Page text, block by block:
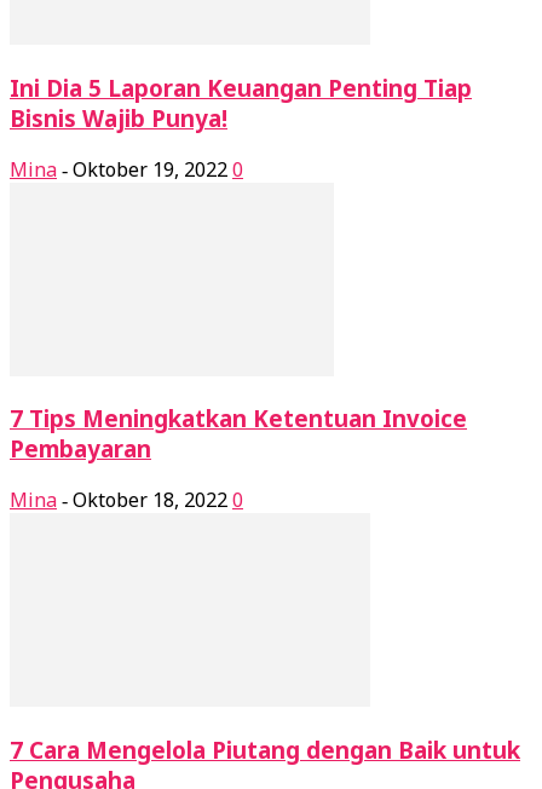
Ini Dia 5 Laporan Keuangan Penting Tiap
Bisnis Wajib Punya!
Mina - Oktober 19, 20220
7 Tips Meningkatkan Ketentuan Invoice
Pembayaran
Mina - Oktober 18, 20220
7 Cara Mengelola Piutang dengan Baik untuk
Pengusaha